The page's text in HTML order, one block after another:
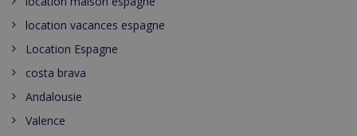
location vacances espagne
Location Espagne
costa brava
Andalousie
Valence